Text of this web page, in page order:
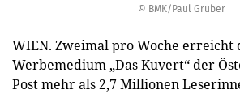
© BMK/Paul Gruber
WIEN. Zweimal pro Woche erreicht
Werbemedium „Das Kuvert“ der
Post mehr als 2,7 Millionen